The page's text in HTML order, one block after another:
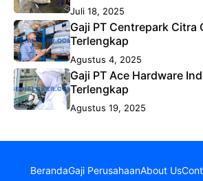
Juli 18, 2025
Gaji PT Centrepark Citra
Terlengkap
Agustus 4, 2025
Gaji PT Ace Hardware
Terlengkap
Agustus 19, 2025
BerandaGaji PerusahaanAbout Us